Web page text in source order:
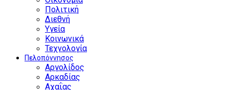
Πολιτική
Διεθνή
Υγεία
Κοινωνικά
Τεχνολογία
Πελοπόννησος
Αργολίδος
Αρκαδίας
Αχαΐας